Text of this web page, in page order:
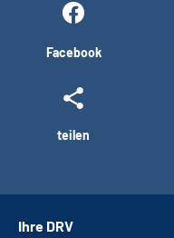
Facebook
teilen
Ihre DRV